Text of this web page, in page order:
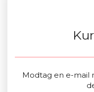
Modtag en e-mail